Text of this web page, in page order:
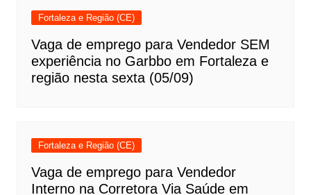
Fortaleza e Região (CE)
Vaga de emprego para Vendedor SEM
experiência no Garbbo em Fortaleza e
região nesta sexta (05/09)
Fortaleza e Região (CE)
Vaga de emprego para Vendedor
Interno na Corretora Via Saúde em